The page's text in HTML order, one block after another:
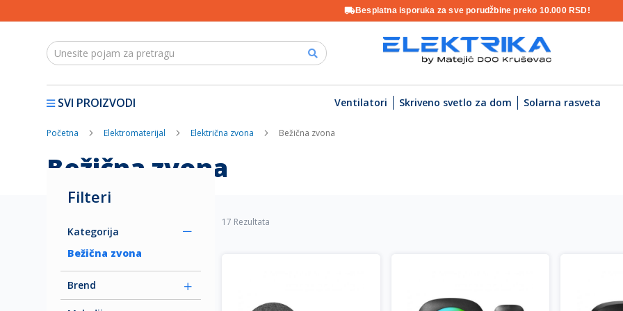
Besplatna isporuka za sve porudžbine preko 10.000 RSD!
SVI PROIZVODI Ventilatori Skriveno svetlo za dom Solarna rasveta
Početna Elektromaterijal Električna zvona Bežična zvona
Bežična zvona
17 Rezultata
Filteri
Kategorija
Bežična zvona
Brend